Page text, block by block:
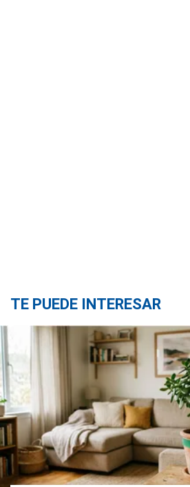
TE PUEDE INTERESAR